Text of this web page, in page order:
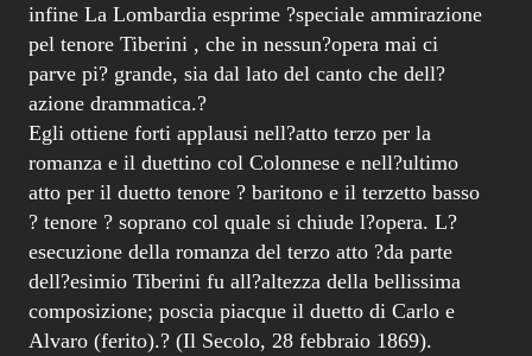
infine La Lombardia esprime ?speciale ammirazione
pel tenore Tiberini , che in nessun?opera mai ci
parve pi? grande, sia dal lato del canto che dell?
azione drammatica.?
Egli ottiene forti applausi nell?atto terzo per la
romanza e il duettino col Colonnese e nell?ultimo
atto per il duetto tenore ? baritono e il terzetto basso
? tenore ? soprano col quale si chiude l?opera. L?
esecuzione della romanza del terzo atto ?da parte
dell?esimio Tiberini fu all?altezza della bellissima
composizione; poscia piacque il duetto di Carlo e
Alvaro (ferito).? (Il Secolo, 28 febbraio 1869).